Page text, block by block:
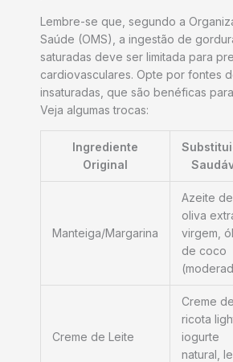
Lembre-se que, segundo a
Saúde (OMS), a ingestão de
saturadas deve ser limitada para
cardiovasculares. Opte por fontes
insaturadas, que são benéficas
Veja algumas trocas:
Ingrediente
Original
Manteiga/Margarina
Azeite de
oliva
virgem,
de coco
Creme de Leite
Creme de
ricota
iogurte
natural,